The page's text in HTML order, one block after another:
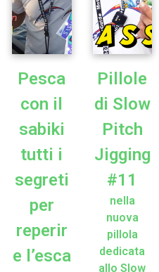
Pesca
con il
sabiki
tutti i
segreti
per
reperir
e l’esca
Pillole
di Slow
Pitch
Jigging
#11
nella
nuova
pillola
dedicata
allo Slow